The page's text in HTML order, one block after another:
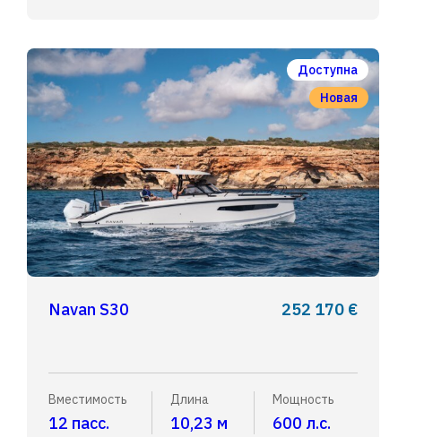
Доступна
Новая
Navan S30 252 170 €
Вместимость
12 пасс.
Длина
10,23 м
Мощность
600 л.с.